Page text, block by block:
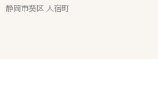
静岡市葵区 人宿町